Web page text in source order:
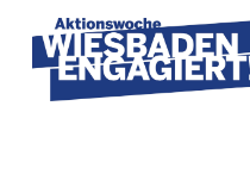
content